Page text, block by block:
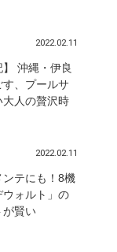
2022.02.11
】 沖縄・伊良
、プールサ
大人の贅沢時
2022.02.11
ンテにも！8機
ォルト」の
が賢い